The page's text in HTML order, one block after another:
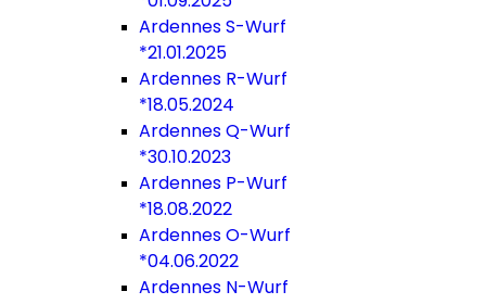
Ardennes S-Wurf
*21.01.2025
Ardennes R-Wurf
*18.05.2024
Ardennes Q-Wurf
*30.10.2023
Ardennes P-Wurf
*18.08.2022
Ardennes O-Wurf
*04.06.2022
Ardennes N-Wurf